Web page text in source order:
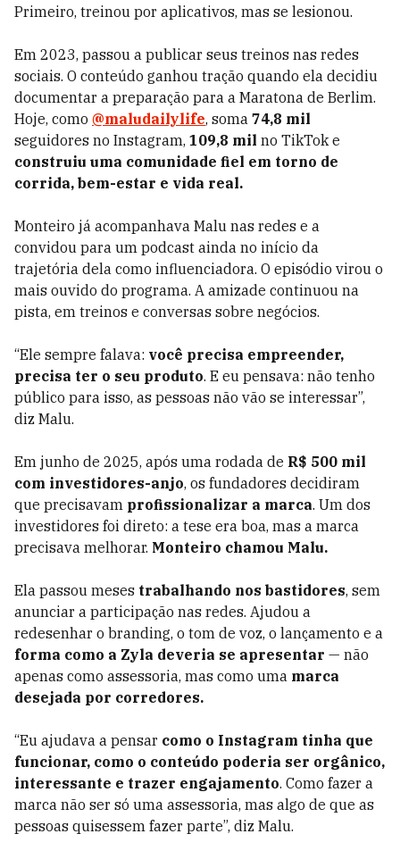
Primeiro, treinou por aplicativos, mas se lesionou.
Em 2023, passou a publicar seus treinos nas redes
sociais. O conteúdo ganhou tração quando ela decidiu
documentar a preparação para a Maratona de Berlim.
Hoje, como @maludailylife, soma 74,8 mil
seguidores no Instagram, 109,8 mil no TikTok e
construiu uma comunidade fiel em torno de
corrida, bem-estar e vida real.
Monteiro já acompanhava Malu nas redes e a
convidou para um podcast ainda no início da
trajetória dela como influenciadora. O episódio virou o
mais ouvido do programa. A amizade continuou na
pista, em treinos e conversas sobre negócios.
“Ele sempre falava: você precisa empreender,
precisa ter o seu produto. E eu pensava: não tenho
público para isso, as pessoas não vão se interessar”,
diz Malu.
Em junho de 2025, após uma rodada de R$ 500 mil
com investidores-anjo, os fundadores decidiram
que precisavam profissionalizar a marca. Um dos
investidores foi direto: a tese era boa, mas a marca
precisava melhorar. Monteiro chamou Malu.
Ela passou meses trabalhando nos bastidores, sem
anunciar a participação nas redes. Ajudou a
redesenhar o branding, o tom de voz, o lançamento e a
forma como a Zyla deveria se apresentar — não
apenas como assessoria, mas como uma marca
desejada por corredores.
“Eu ajudava a pensar como o Instagram tinha que
funcionar, como o conteúdo poderia ser orgânico,
interessante e trazer engajamento. Como fazer a
marca não ser só uma assessoria, mas algo de que as
pessoas quisessem fazer parte”, diz Malu.